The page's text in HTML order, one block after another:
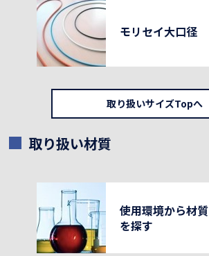
モリセイ大口径
取り扱いサイズTopへ
取り扱い材質
使用環境から材質
を探す